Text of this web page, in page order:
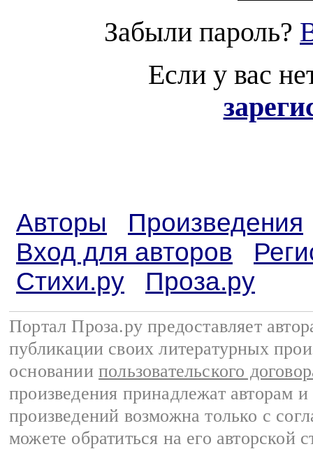
Забыли пароль?
Если у вас
Авторы
Произведения
Вход для авторов
Стихи.ру
Проза.ру
Портал Проза.ру предоставляет
публикации своих литературных
основании пользовательского
произведения принадлежат авторам
произведений возможна только с
можете обратиться на его авторской